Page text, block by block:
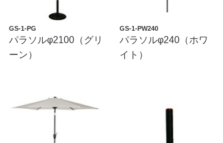
GS-1-PG
パラソルφ2100（グリ
ーン）
GS-1-PW240
パラソルφ240（ホワ
イト）